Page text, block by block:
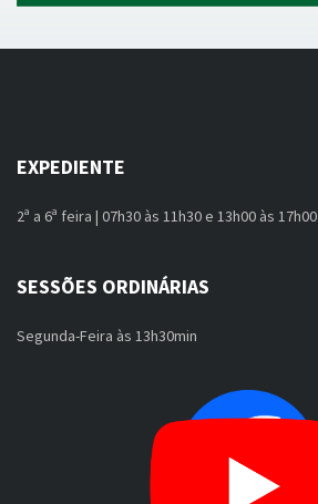
EXPEDIENTE
2ª a 6ª feira | 07h30 às 11h30 e 13h00 às 17h00
SESSÕES ORDINÁRIAS
Segunda-Feira às 13h30min